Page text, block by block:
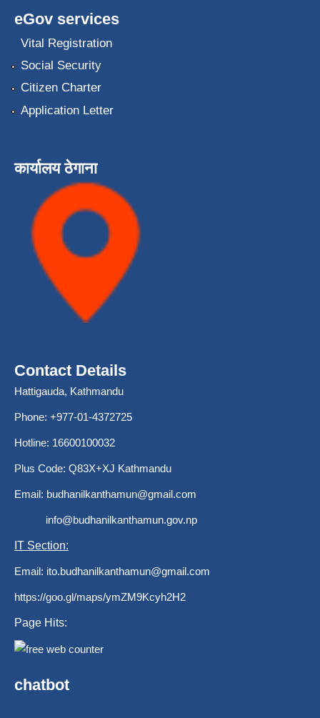
eGov services
Vital Registration
Social Security
Citizen Charter
Application Letter
कार्यालय ठेगाना
Contact Details
Hattigauda, Kathmandu
Phone: +977-01-4372725
Hotline: 16600100032
Plus Code: Q83X+XJ Kathmandu
Email: budhanilkanthamun@gmail.com
info@budhanilkanthamun.gov.np
IT Section:
Email: ito.budhanilkanthamun@gmail.com
https://goo.gl/maps/ymZM9Kcyh2H2
Page Hits:
chatbot